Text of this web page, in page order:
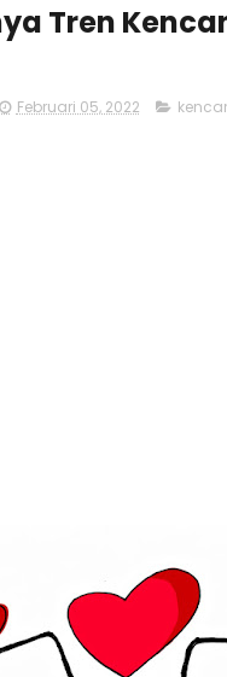
Tren
Februari 05, 2022